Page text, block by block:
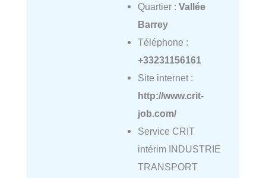
Quartier : Vallée
Barrey
Téléphone :
+33231156161
Site internet :
http://www.crit-
job.com/
Service CRIT
intérim INDUSTRIE
TRANSPORT